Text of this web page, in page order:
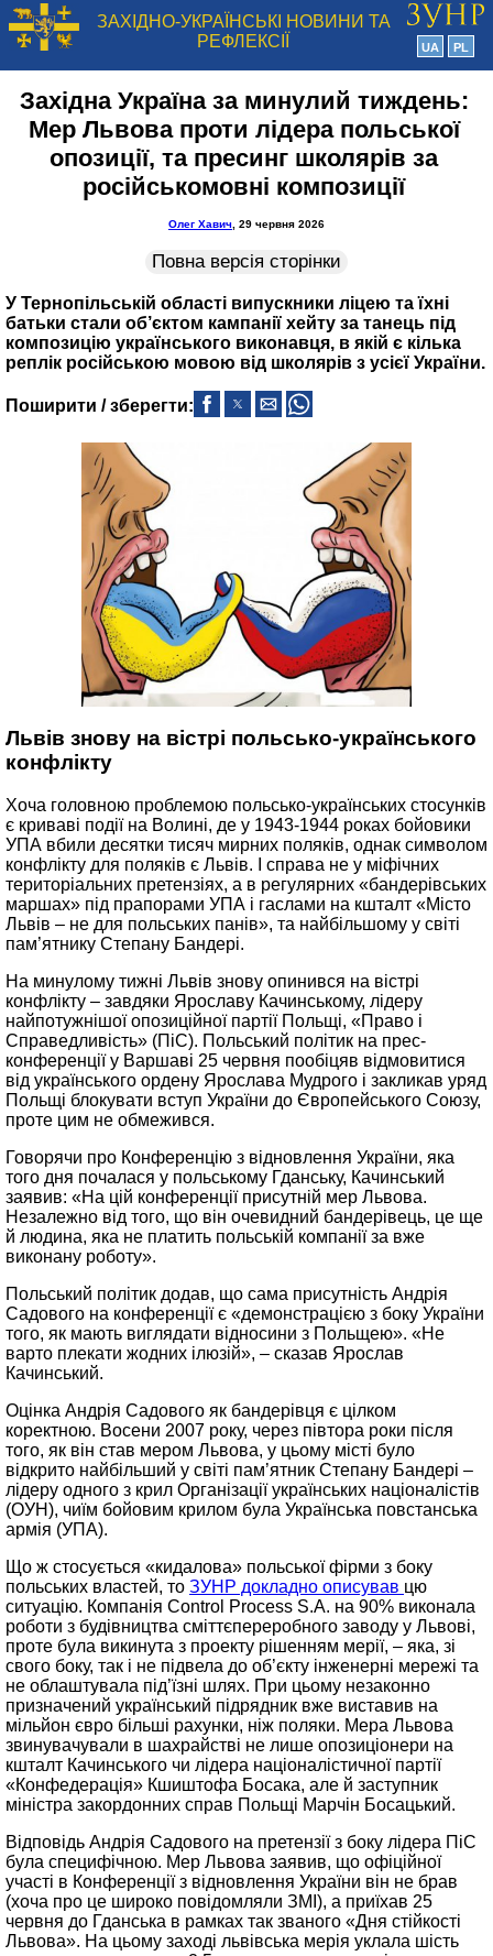
ЗАХІДНО-УКРАЇНСЬКІ НОВИНИ ТА
РЕФЛЕКСІЇ
UA PL
Західна Україна за минулий тиждень:
Мер Львова проти лідера польської
опозиції, та пресинг школярів за
російськомовні композиції
Олег Хавич , 29 червня 2026
Повна версія сторінки
У Тернопільській області випускники ліцею та їхні
батьки стали об’єктом кампанії хейту за танець під
композицію українського виконавця, в якій є кілька
реплік російською мовою від школярів з усієї України.
Поширити / зберегти:
Львів знову на вістрі польсько-українського
конфлікту
Хоча головною проблемою польсько-українських стосунків
є криваві події на Волині, де у 1943-1944 роках бойовики
УПА вбили десятки тисяч мирних поляків, однак символом
конфлікту для поляків є Львів. І справа не у міфічних
територіальних претензіях, а в регулярних «бандерівських
маршах» під прапорами УПА і гаслами на кшталт «Місто
Львів – не для польських панів», та найбільшому у світі
пам’ятнику Степану Бандері.
На минулому тижні Львів знову опинився на вістрі
конфлікту – завдяки Ярославу Качинському, лідеру
найпотужнішої опозиційної партії Польщі, «Право і
Справедливість» (ПіС). Польський політик на прес-
конференції у Варшаві 25 червня пообіцяв відмовитися
від українського ордену Ярослава Мудрого і закликав уряд
Польщі блокувати вступ України до Європейського Союзу,
проте цим не обмежився.
Говорячи про Конференцію з відновлення України, яка
того дня почалася у польському Гданську, Качинський
заявив: «На цій конференції присутній мер Львова.
Незалежно від того, що він очевидний бандерівець, це ще
й людина, яка не платить польській компанії за вже
виконану роботу».
Польський політик додав, що сама присутність Андрія
Садового на конференції є «демонстрацією з боку України
того, як мають виглядати відносини з Польщею». «Не
варто плекати жодних ілюзій», – сказав Ярослав
Качинський.
Оцінка Андрія Садового як бандерівця є цілком
коректною. Восени 2007 року, через півтора роки після
того, як він став мером Львова, у цьому місті було
відкрито найбільший у світі пам’ятник Степану Бандері –
лідеру одного з крил Організації українських націоналістів
(ОУН), чиїм бойовим крилом була Українська повстанська
армія (УПА).
Що ж стосується «кидалова» польської фірми з боку
польських властей, то ЗУНР докладно описував цю
ситуацію. Компанія Control Process S.A. на 90% виконала
роботи з будівництва сміттєпереробного заводу у Львові,
проте була викинута з проекту рішенням мерії, – яка, зі
свого боку, так і не підвела до об’єкту інженерні мережі та
не облаштувала під’їзні шлях. При цьому незаконно
призначений український підрядник вже виставив на
мільйон євро більші рахунки, ніж поляки. Мера Львова
звинувачували в шахрайстві не лише опозиціонери на
кшталт Качинського чи лідера націоналістичної партії
«Конфедерація» Кшиштофа Босака, але й заступник
міністра закордонних справ Польщі Марчін Босацький.
Відповідь Андрія Садового на претензії з боку лідера ПіС
була специфічною. Мер Львова заявив, що офіційної
участі в Конференції з відновлення України він не брав
(хоча про це широко повідомляли ЗМІ), а приїхав 25
червня до Гданська в рамках так званого «Дня стійкості
Львова». На цьому заході львівська мерія уклала шість